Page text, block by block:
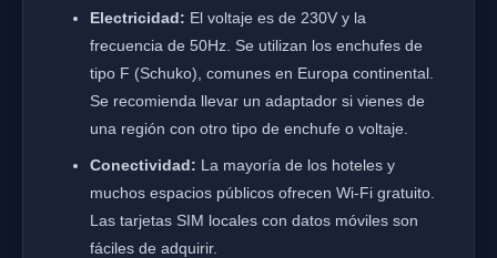
Electricidad: El voltaje es de 230V y la
frecuencia de 50Hz. Se utilizan los enchufes de
tipo F (Schuko), comunes en Europa continental.
Se recomienda llevar un adaptador si vienes de
una región con otro tipo de enchufe o voltaje.
Conectividad: La mayoría de los hoteles y
muchos espacios públicos ofrecen Wi-Fi gratuito.
Las tarjetas SIM locales con datos móviles son
fáciles de adquirir.